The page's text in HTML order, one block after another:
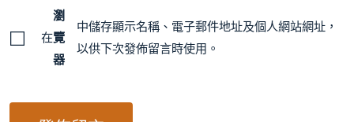
在
瀏
覽
器
中儲存顯示名稱、電子郵件地址及個人網站網址，
以供下次發佈留言時使用。